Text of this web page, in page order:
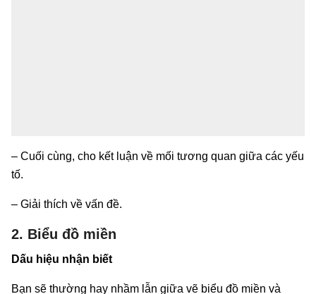
– Cuối cùng, cho kết luận về mối tương quan giữa các yếu
tố.
– Giải thích về vấn đề.
2. Biểu đồ miền
Dấu hiệu nhận biết
Bạn sẽ thường hay nhầm lẫn giữa vẽ biểu đồ miền và